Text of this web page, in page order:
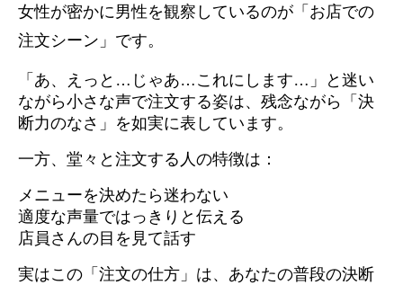
女性が密かに男性を観察しているのが「お店での
注文シーン」です。
「あ、えっと…じゃあ…これにします…」と迷い
ながら小さな声で注文する姿は、残念ながら「決
断力のなさ」を如実に表しています。
一方、堂々と注文する人の特徴は：
メニューを決めたら迷わない
適度な声量ではっきりと伝える
店員さんの目を見て話す
実はこの「注文の仕方」は、あなたの普段の決断